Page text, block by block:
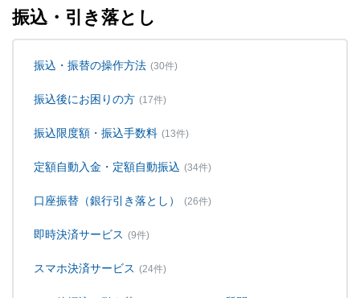
振込・引き落とし
振込・振替の操作方法 (30件)
振込後にお困りの方 (17件)
振込限度額・振込手数料 (13件)
定額自動入金・定額自動振込 (34件)
口座振替（銀行引き落とし） (26件)
即時決済サービス (9件)
スマホ決済サービス (24件)